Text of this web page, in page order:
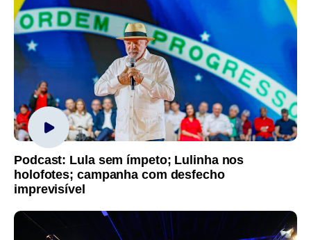
Podcast: Lula sem ímpeto; Lulinha nos
holofotes; campanha com desfecho
imprevisível